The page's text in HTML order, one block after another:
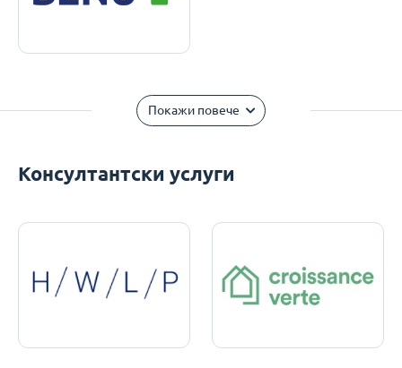
Покажи повече
Консултантски услуги